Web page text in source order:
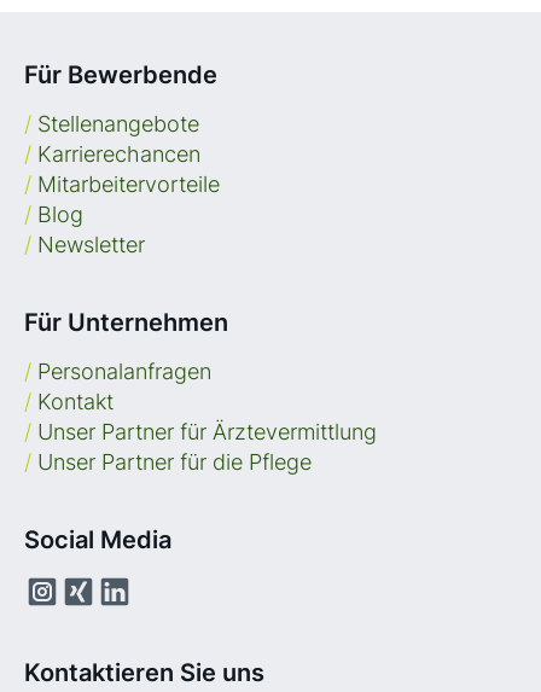
Für Bewerbende
/ Stellenangebote
/ Karrierechancen
/ Mitarbeitervorteile
/ Blog
/ Newsletter
Für Unternehmen
/ Personalanfragen
/ Kontakt
/ Unser Partner für Ärztevermittlung
/ Unser Partner für die Pflege
Social Media
Kontaktieren Sie uns